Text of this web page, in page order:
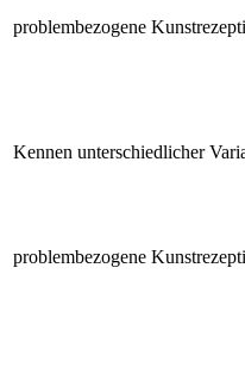
problembezogene
Kennen unterschiedlicher
problembezogene